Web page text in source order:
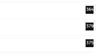
364
379
375